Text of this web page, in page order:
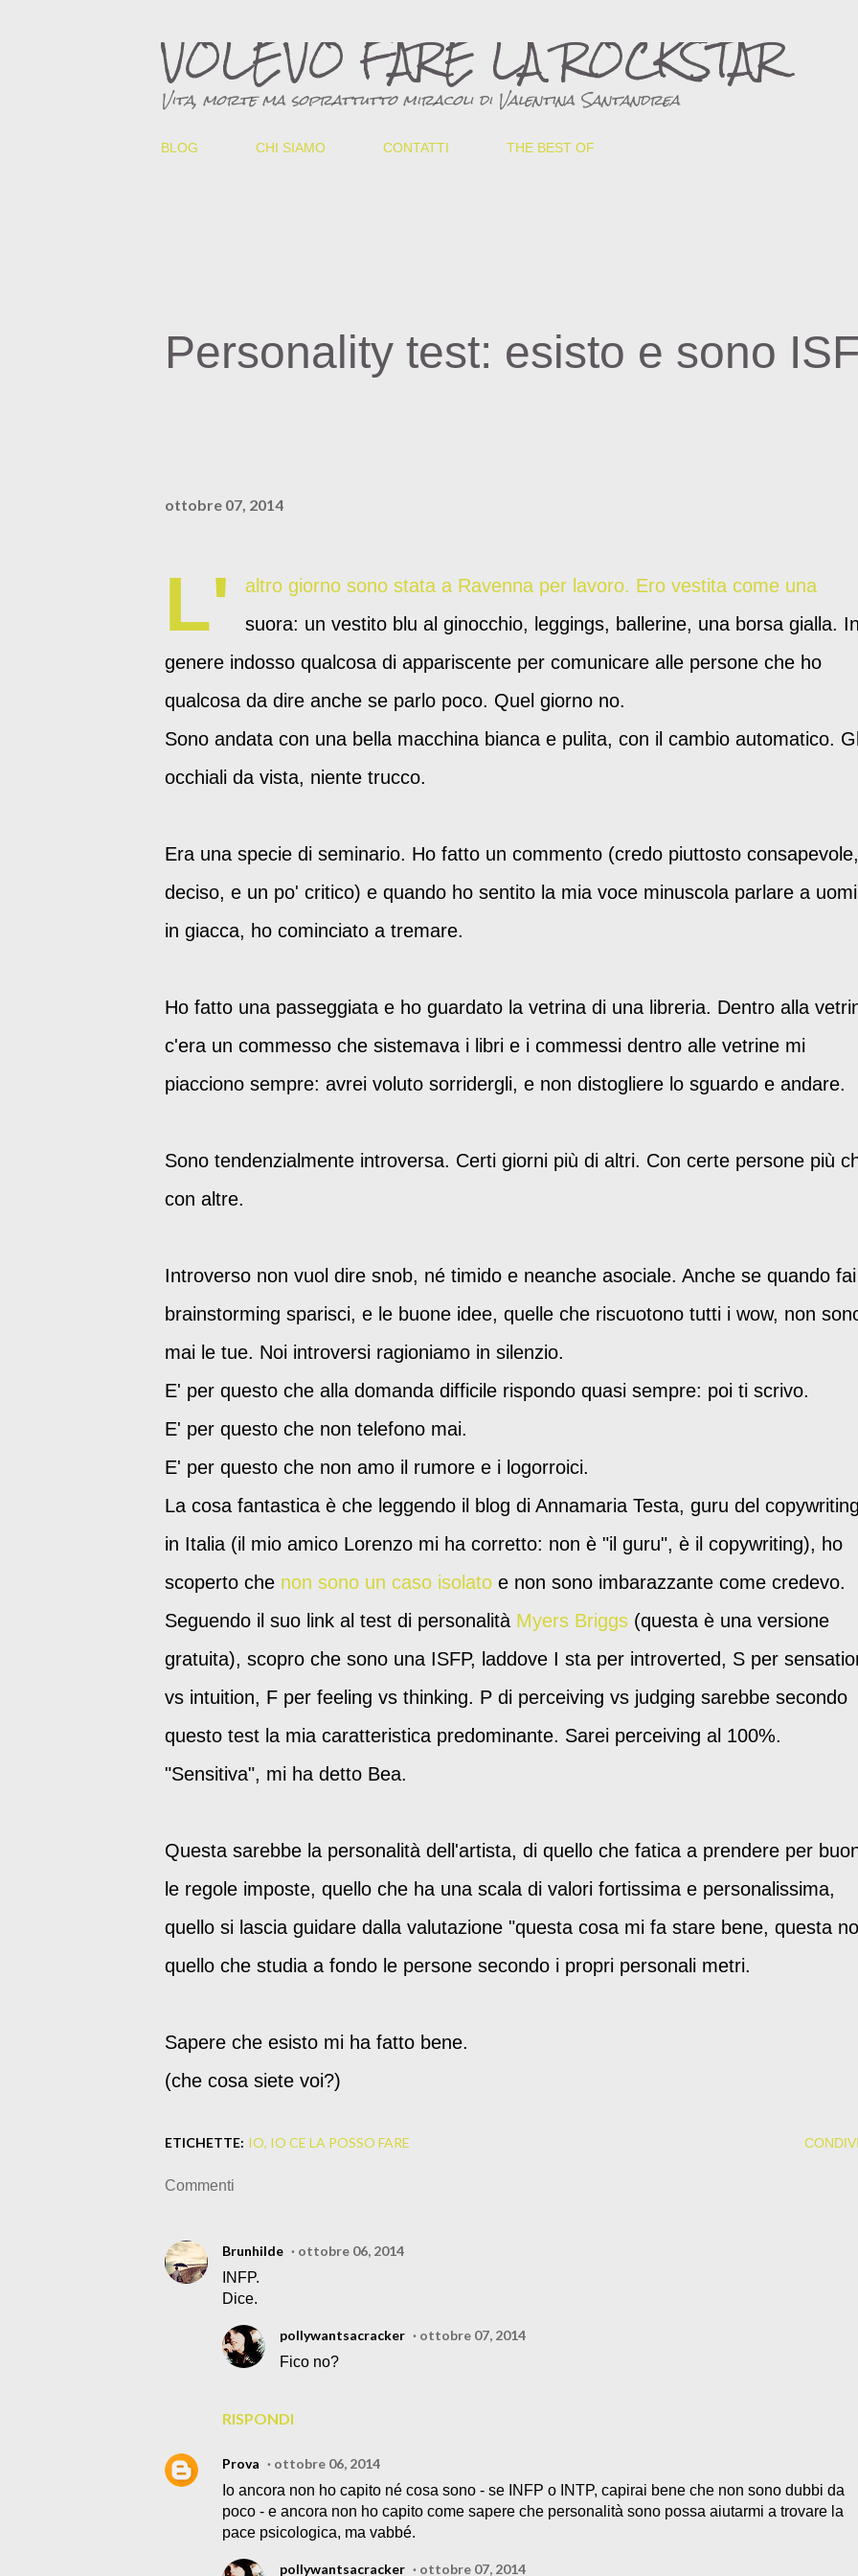
VOLEVO FARE LA ROCKSTAR
Vita, morte ma soprattutto miracoli di Valentina Santandrea
BLOG CHI SIAMO CONTATTI THE BEST OF
Personality test: esisto e sono
ottobre 07, 2014
L'
altro giorno sono stata a Ravenna per lavoro. Ero vestita come una
suora: un vestito blu al ginocchio, leggings, ballerine, una borsa gialla. In
genere indosso qualcosa di appariscente per comunicare alle persone che ho
qualcosa da dire anche se parlo poco. Quel giorno no.
Sono andata con una bella macchina bianca e pulita, con il cambio automatico.
occhiali da vista, niente trucco.
Era una specie di seminario. Ho fatto un commento (credo piuttosto consapevole,
deciso, e un po' critico) e quando ho sentito la mia voce minuscola parlare a
in giacca, ho cominciato a tremare.
Ho fatto una passeggiata e ho guardato la vetrina di una libreria. Dentro alla
c'era un commesso che sistemava i libri e i commessi dentro alle vetrine mi
piacciono sempre: avrei voluto sorridergli, e non distogliere lo sguardo e andare.
Sono tendenzialmente introversa. Certi giorni più di altri. Con certe persone più
con altre.
Introverso non vuol dire snob, né timido e neanche asociale. Anche se quando fai
brainstorming sparisci, e le buone idee, quelle che riscuotono tutti i wow, non
mai le tue. Noi introversi ragioniamo in silenzio.
E' per questo che alla domanda difficile rispondo quasi sempre: poi ti scrivo.
E' per questo che non telefono mai.
E' per questo che non amo il rumore e i logorroici.
La cosa fantastica è che leggendo il blog di Annamaria Testa, guru del copywriting
in Italia (il mio amico Lorenzo mi ha corretto: non è "il guru", è il copywriting), ho
scoperto che non sono un caso isolato e non sono imbarazzante come credevo.
Seguendo il suo link al test di personalità Myers Briggs (questa è una versione
gratuita), scopro che sono una ISFP, laddove I sta per introverted, S per
vs intuition, F per feeling vs thinking. P di perceiving vs judging sarebbe secondo
questo test la mia caratteristica predominante. Sarei perceiving al 100%.
"Sensitiva", mi ha detto Bea.
Questa sarebbe la personalità dell'artista, di quello che fatica a prendere per
le regole imposte, quello che ha una scala di valori fortissima e personalissima,
quello si lascia guidare dalla valutazione "questa cosa mi fa stare bene, questa
quello che studia a fondo le persone secondo i propri personali metri.
Sapere che esisto mi ha fatto bene.
(che cosa siete voi?)
ETICHETTE: IO IO CE LA POSSO FARE
Commenti
Brunhilde
ottobre 06, 2014
INFP.
Dice.
RISPONDI
pollywantsacracker
ottobre 07, 2014
Fico no?
Prova
ottobre 06, 2014
Io ancora non ho capito né cosa sono - se INFP o INTP, capirai bene che non sono dubbi da
poco - e ancora non ho capito come sapere che personalità sono possa aiutarmi a trovare la
pace psicologica, ma vabbé.
pollywantsacracker ottobre 07, 2014